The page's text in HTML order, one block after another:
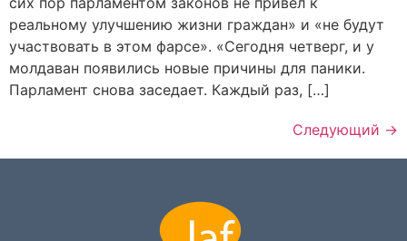
реальному улучшению жизни граждан» и «не будут
участвовать в этом фарсе». «Сегодня четверг, и у
молдаван появились новые причины для паники.
Парламент снова заседает. Каждый раз, […]
Следующий →